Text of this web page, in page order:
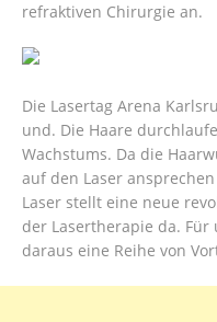
refraktiven Chirurgie an.
Die Lasertag Arena
und. Die Haare
Wachstums. Da die
auf den Laser
Laser stellt eine neue
der Lasertherapie da.
daraus eine Reihe von